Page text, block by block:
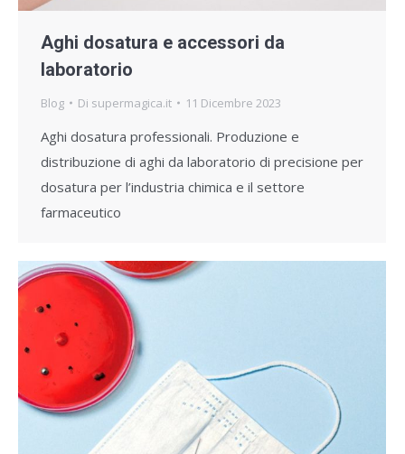
Aghi dosatura e accessori da
laboratorio
Blog Di supermagica.it 11 Dicembre 2023
Aghi dosatura professionali. Produzione e
distribuzione di aghi da laboratorio di precisione per
dosatura per l’industria chimica e il settore
farmaceutico